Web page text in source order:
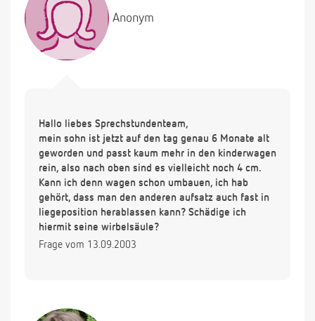
Anonym
Hallo liebes Sprechstundenteam,
mein sohn ist jetzt auf den tag genau 6 Monate alt
geworden und passt kaum mehr in den kinderwagen
rein, also nach oben sind es vielleicht noch 4 cm.
Kann ich denn wagen schon umbauen, ich hab
gehört, dass man den anderen aufsatz auch fast in
liegeposition herablassen kann? Schädige ich
hiermit seine wirbelsäule?
Frage vom 13.09.2003